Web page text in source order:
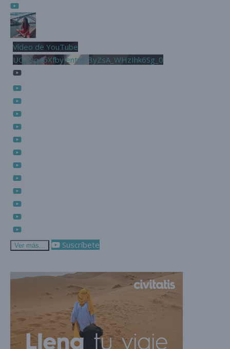
Vídeo de YouTube
UCjL9q46XfbyjentnzI3yZsA_WHzIhk6Sg_0
Ver más... Suscríbete